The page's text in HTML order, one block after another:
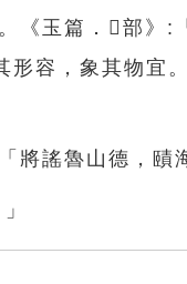
《玉篇．𦣞部》
形容，象其物宜
將謠魯山德，賾